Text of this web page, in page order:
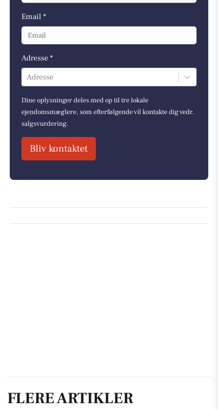
Email *
Adresse *
Adresse
Dine oplysninger deles med op til tre lokale
ejendomsmæglere, som efterfølgende vil kontakte dig vedr.
salgsvurdering.
Bliv kontaktet
FLERE ARTIKLER